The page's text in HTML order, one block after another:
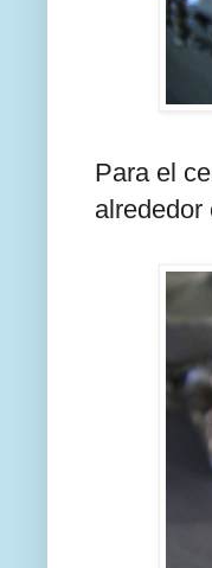
Para el
alrededor